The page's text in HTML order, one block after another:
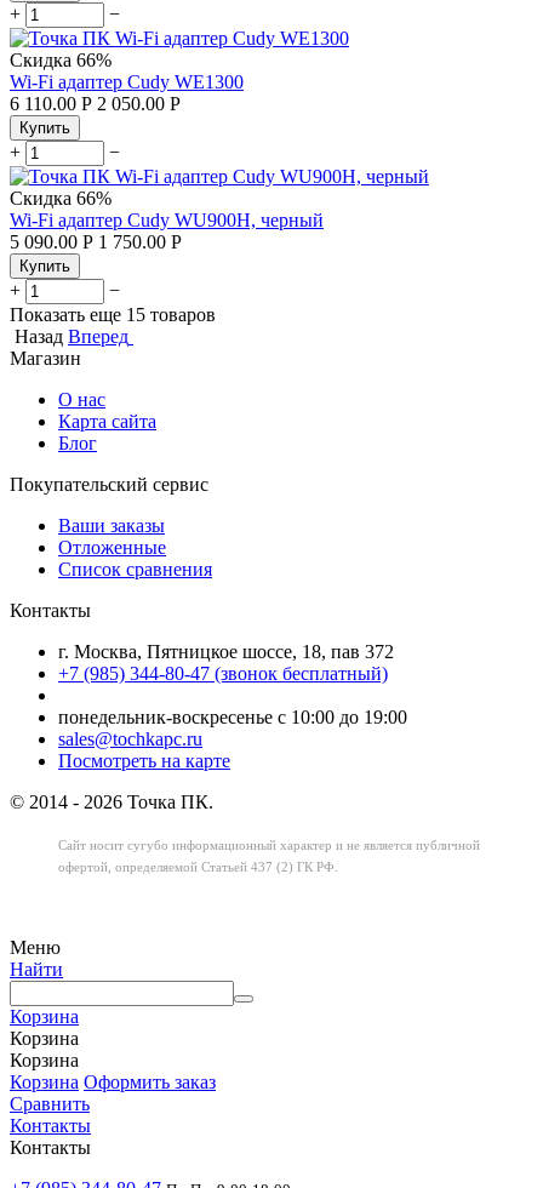
+ −
Скидка 66%
Wi-Fi адаптер Cudy WE1300
6 110.00 Р 2 050.00 Р
Купить
+ −
Скидка 66%
Wi-Fi адаптер Cudy WU900H, черный
5 090.00 Р 1 750.00 Р
Купить
+
−
Показать еще 15 товаров
Назад Вперед
Магазин
О нас
Карта сайта
Блог
Покупательский сервис
Ваши заказы
Отложенные
Список сравнения
Контакты
г. Москва, Пятницкое шоссе, 18, пав 372
+7 (985) 344-80-47 (звонок бесплатный)
понедельник-воскресенье с 10:00 до 19:00
sales@tochkapc.ru
Посмотреть на карте
© 2014 - 2026 Точка ПК.
Сайт носит сугубо информационный характер и не является публичной
офертой, определяемой Статьей 437 (2) ГК РФ.
Меню
Найти
Корзина
Корзина
Корзина
Корзина Оформить заказ
Сравнить
Контакты
Контакты